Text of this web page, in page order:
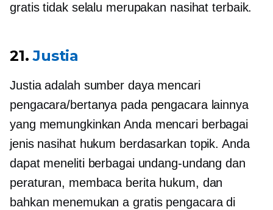
gratis tidak selalu merupakan nasihat terbaik.
21.Justia
Justia adalah sumber daya mencari
pengacara/bertanya pada pengacara lainnya
yang memungkinkan Anda mencari berbagai
jenis nasihat hukum berdasarkan topik. Anda
dapat meneliti berbagai undang-undang dan
peraturan, membaca berita hukum, dan
bahkan menemukan agratispengacara di